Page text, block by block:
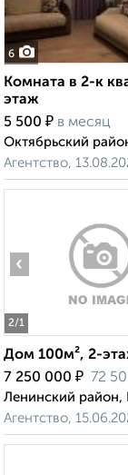
6
Комната в 2-к
этаж
5 500 ₽ в месяц
Октябрьский
Агентство,
2/1
‹
Дом 100м², 2-
7 250 000 ₽ 72
Ленинский район,
Агентство,